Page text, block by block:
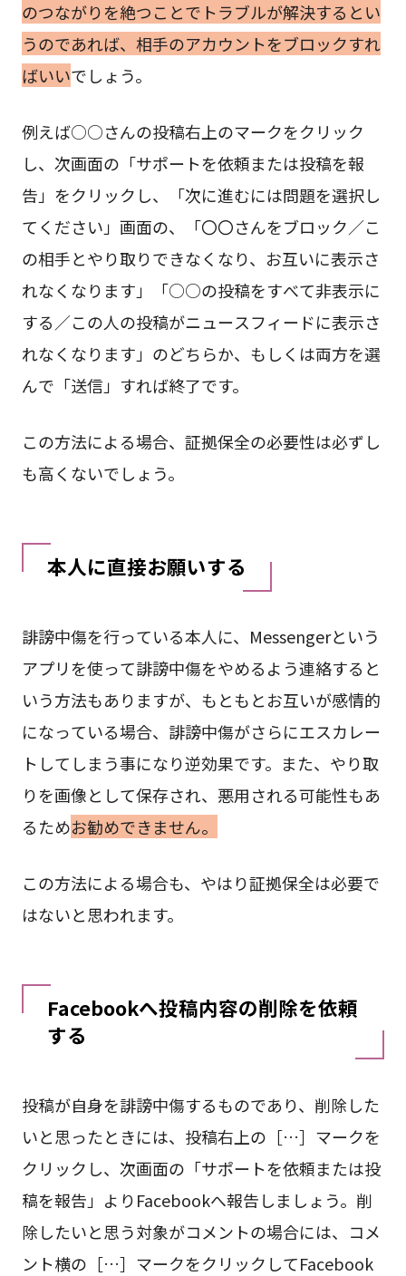
のつながりを絶つことでトラブルが解決するとい
うのであれば、相手のアカウントをブロックすれ
ばいいでしょう。
例えば○○さんの投稿右上のマークをクリック
し、次画面の「サポートを依頼または投稿を報
告」をクリックし、「次に進むには問題を選択し
てください」画面の、「〇〇さんをブロック／こ
の相手とやり取りできなくなり、お互いに表示さ
れなくなります」「○○の投稿をすべて非表示に
する／この人の投稿がニュースフィードに表示さ
れなくなります」のどちらか、もしくは両方を選
んで「送信」すれば終了です。
この方法による場合、証拠保全の必要性は必ずし
も高くないでしょう。
本人に直接お願いする
誹謗中傷を行っている本人に、Messengerという
アプリを使って誹謗中傷をやめるよう連絡すると
いう方法もありますが、もともとお互いが感情的
になっている場合、誹謗中傷がさらにエスカレー
トしてしまう事になり逆効果です。また、やり取
りを画像として保存され、悪用される可能性もあ
るためお勧めできません。
この方法による場合も、やはり証拠保全は必要で
はないと思われます。
Facebookへ投稿内容の削除を依頼
する
投稿が自身を誹謗中傷するものであり、削除した
いと思ったときには、投稿右上の［…］マークを
クリックし、次画面の「サポートを依頼または投
稿を報告」よりFacebookへ報告しましょう。削
除したいと思う対象がコメントの場合には、コメ
ント横の［…］マークをクリックしてFacebook